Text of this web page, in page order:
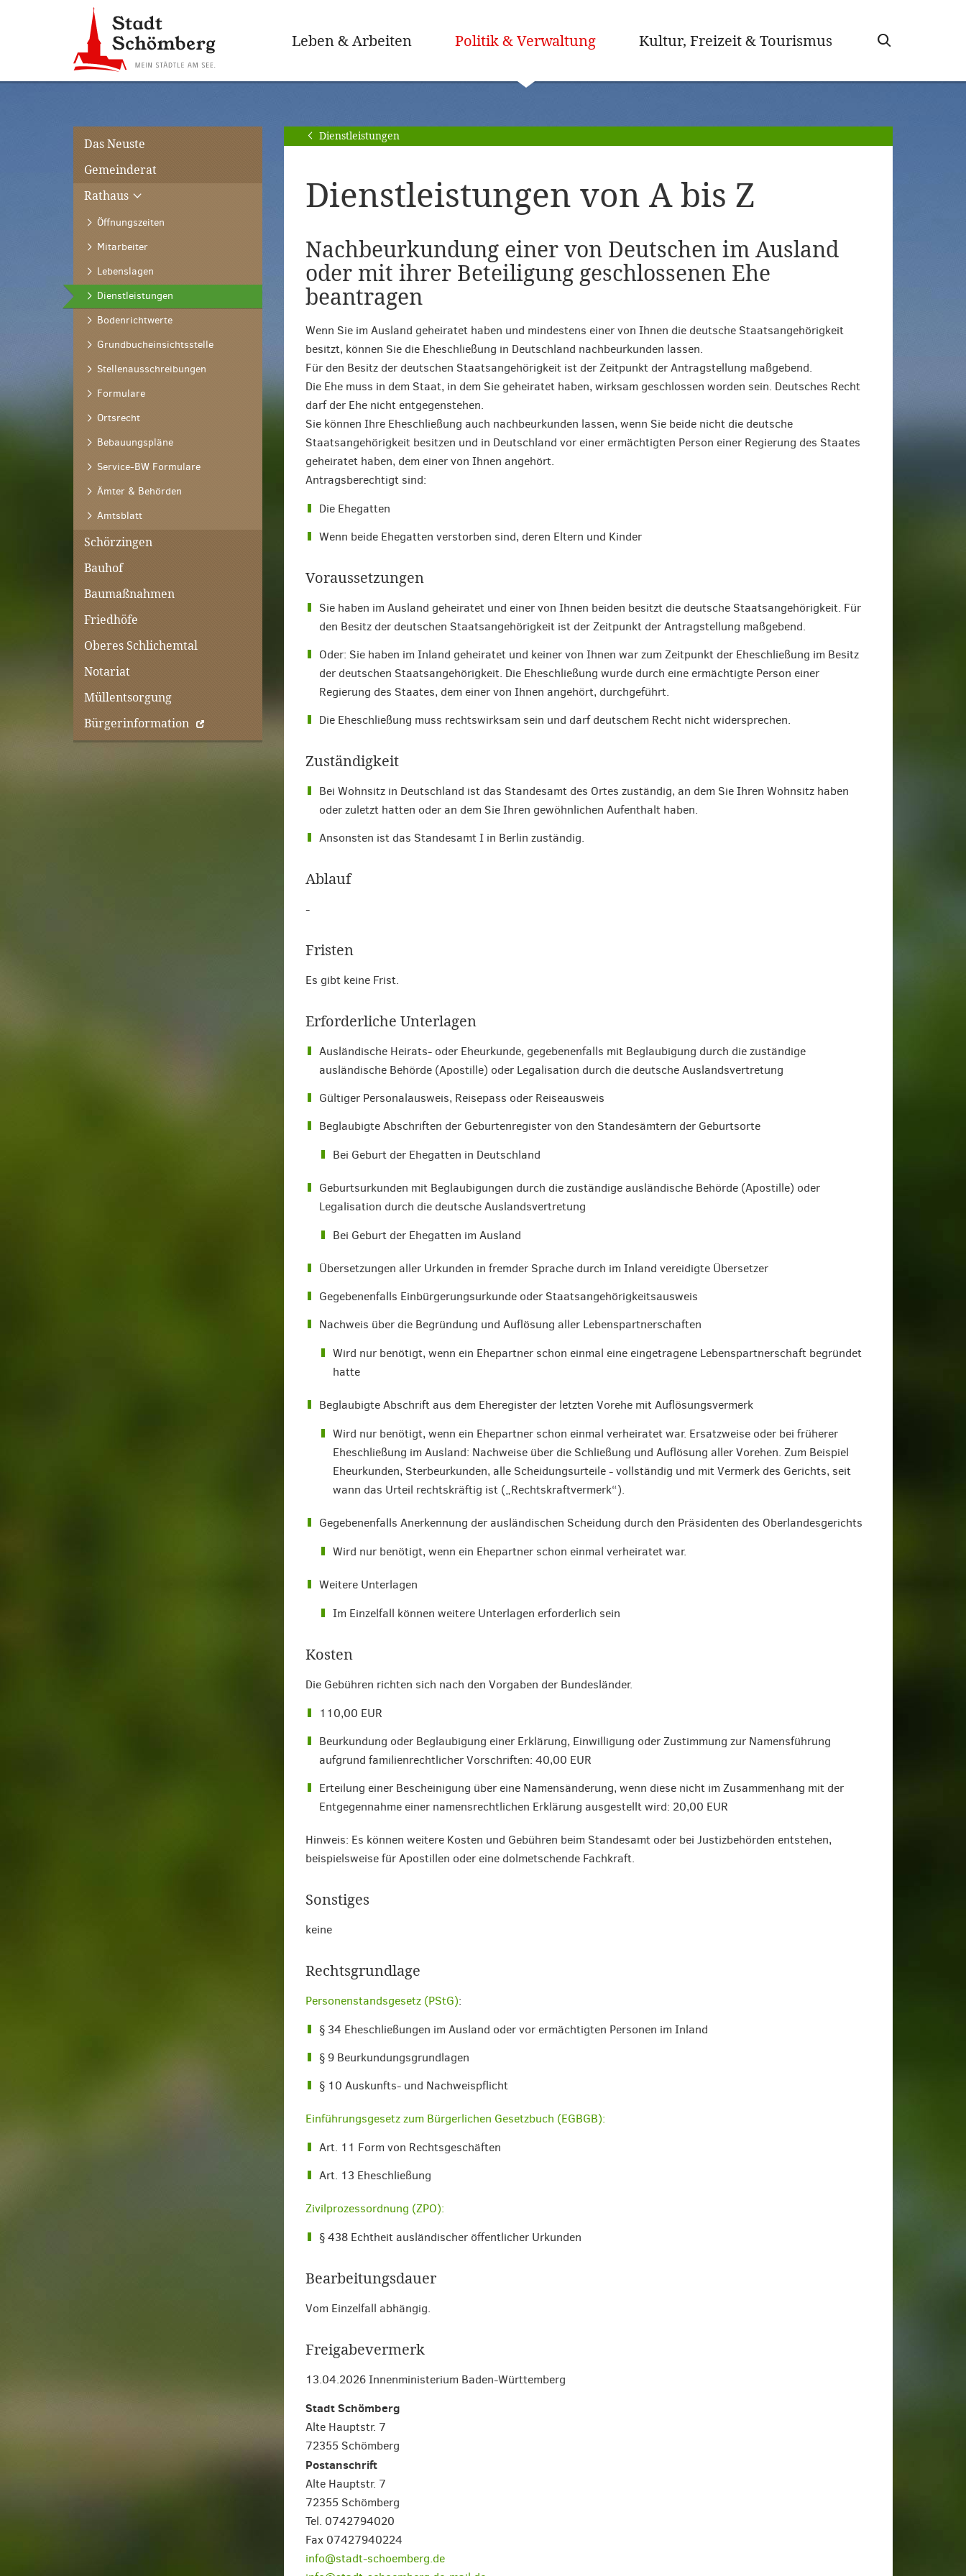
Hauptnavigation
[0]
[1]
Leben & Arbeiten Politik & Verwaltung(ausgewählt)Kultur, Freizeit & Tourismus
Das Neuste
Gemeinderat
Rathaus
Öffnungszeiten
Mitarbeiter
Lebenslagen
Dienstleistungen
Bodenrichtwerte
Grundbucheinsichtsstelle
Stellenausschreibungen
Formulare
Ortsrecht
Bebauungspläne
Service-BW Formulare
Ämter & Behörden
Amtsblatt
Schörzingen
Bauhof
Baumaßnahmen
Friedhöfe
Oberes Schlichemtal
Notariat
Müllentsorgung
Bürgerinformation
Dienstleistungen
Dienstleistungen von A bis Z
Nachbeurkundung einer von Deutschen im Ausland
oder mit ihrer Beteiligung geschlossenen Ehe
beantragen
Wenn Sie im Ausland geheiratet haben und mindestens einer von Ihnen die deutsche Staatsangehörigkeit
besitzt, können Sie die Eheschließung in Deutschland nachbeurkunden lassen.
Für den Besitz der deutschen Staatsangehörigkeit ist der Zeitpunkt der Antragstellung maßgebend.
Die Ehe muss in dem Staat, in dem Sie geheiratet haben, wirksam geschlossen worden sein. Deutsches Recht
darf der Ehe nicht entgegenstehen.
Sie können Ihre Eheschließung auch nachbeurkunden lassen, wenn Sie beide nicht die deutsche
Staatsangehörigkeit besitzen und in Deutschland vor einer ermächtigten Person einer Regierung des Staates
geheiratet haben, dem einer von Ihnen angehört.
Antragsberechtigt sind:
Die Ehegatten
Wenn beide Ehegatten verstorben sind, deren Eltern und Kinder
Voraussetzungen
Sie haben im Ausland geheiratet und einer von Ihnen beiden besitzt die deutsche Staatsangehörigkeit. Für
den Besitz der deutschen Staatsangehörigkeit ist der Zeitpunkt der Antragstellung maßgebend.
Oder: Sie haben im Inland geheiratet und keiner von Ihnen war zum Zeitpunkt der Eheschließung im Besitz
der deutschen Staatsangehörigkeit. Die Eheschließung wurde durch eine ermächtigte Person einer
Regierung des Staates, dem einer von Ihnen angehört, durchgeführt.
Die Eheschließung muss rechtswirksam sein und darf deutschem Recht nicht widersprechen.
Zuständigkeit
Bei Wohnsitz in Deutschland ist das Standesamt des Ortes zuständig, an dem Sie Ihren Wohnsitz haben
oder zuletzt hatten oder an dem Sie Ihren gewöhnlichen Aufenthalt haben.
Ansonsten ist das Standesamt I in Berlin zuständig.
Ablauf
-
Fristen
Es gibt keine Frist.
Erforderliche Unterlagen
Ausländische Heirats- oder Eheurkunde, gegebenenfalls mit Beglaubigung durch die zuständige
ausländische Behörde (Apostille) oder Legalisation durch die deutsche Auslandsvertretung
Gültiger Personalausweis, Reisepass oder Reiseausweis
Beglaubigte Abschriften der Geburtenregister von den Standesämtern der Geburtsorte
Bei Geburt der Ehegatten in Deutschland
Geburtsurkunden mit Beglaubigungen durch die zuständige ausländische Behörde (Apostille) oder
Legalisation durch die deutsche Auslandsvertretung
Bei Geburt der Ehegatten im Ausland
Übersetzungen aller Urkunden in fremder Sprache durch im Inland vereidigte Übersetzer
Gegebenenfalls Einbürgerungsurkunde oder Staatsangehörigkeitsausweis
Nachweis über die Begründung und Auflösung aller Lebenspartnerschaften
Wird nur benötigt, wenn ein Ehepartner schon einmal eine eingetragene Lebenspartnerschaft begründet
hatte
Beglaubigte Abschrift aus dem Eheregister der letzten Vorehe mit Auflösungsvermerk
Wird nur benötigt, wenn ein Ehepartner schon einmal verheiratet war. Ersatzweise oder bei früherer
Eheschließung im Ausland: Nachweise über die Schließung und Auflösung aller Vorehen. Zum Beispiel
Eheurkunden, Sterbeurkunden, alle Scheidungsurteile - vollständig und mit Vermerk des Gerichts, seit
wann das Urteil rechtskräftig ist („Rechtskraftvermerk“).
Gegebenenfalls Anerkennung der ausländischen Scheidung durch den Präsidenten des Oberlandesgerichts
Wird nur benötigt, wenn ein Ehepartner schon einmal verheiratet war.
Weitere Unterlagen
Im Einzelfall können weitere Unterlagen erforderlich sein
Kosten
Die Gebühren richten sich nach den Vorgaben der Bundesländer.
110,00 EUR
Beurkundung oder Beglaubigung einer Erklärung, Einwilligung oder Zustimmung zur Namensführung
aufgrund familienrechtlicher Vorschriften: 40,00 EUR
Erteilung einer Bescheinigung über eine Namensänderung, wenn diese nicht im Zusammenhang mit der
Entgegennahme einer namensrechtlichen Erklärung ausgestellt wird: 20,00 EUR
Hinweis: Es können weitere Kosten und Gebühren beim Standesamt oder bei Justizbehörden entstehen,
beispielsweise für Apostillen oder eine dolmetschende Fachkraft.
Sonstiges
keine
Rechtsgrundlage
Personenstandsgesetz (PStG):
§ 34 Eheschließungen im Ausland oder vor ermächtigten Personen im Inland
§ 9 Beurkundungsgrundlagen
§ 10 Auskunfts- und Nachweispflicht
Einführungsgesetz zum Bürgerlichen Gesetzbuch (EGBGB):
Art. 11 Form von Rechtsgeschäften
Art. 13 Eheschließung
Zivilprozessordnung (ZPO):
§ 438 Echtheit ausländischer öffentlicher Urkunden
Bearbeitungsdauer
Vom Einzelfall abhängig.
Freigabevermerk
13.04.2026 Innenministerium Baden-Württemberg
Stadt Schömberg
Alte Hauptstr. 7
72355 Schömberg
Postanschrift
Alte Hauptstr. 7
72355 Schömberg
Tel. 0742794020
Fax 07427940224
info@stadt-schoemberg.de